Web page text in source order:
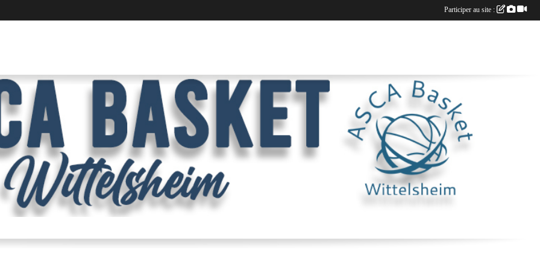
Participer au site :